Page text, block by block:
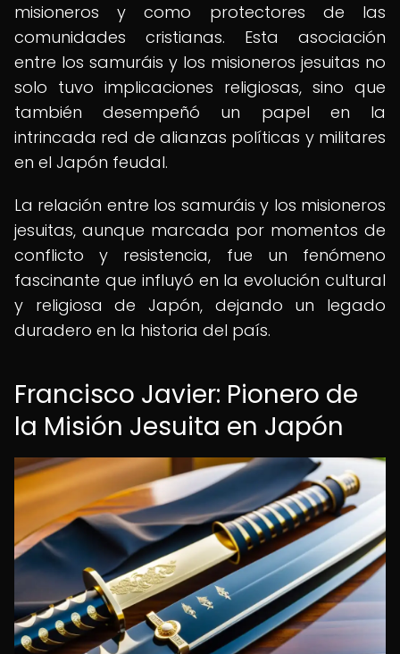
misioneros y como protectores de las
comunidades cristianas. Esta asociación
entre los samuráis y los misioneros jesuitas no
solo tuvo implicaciones religiosas, sino que
también desempeñó un papel en la
intrincada red de alianzas políticas y militares
en el Japón feudal.
La relación entre los samuráis y los misioneros
jesuitas, aunque marcada por momentos de
conflicto y resistencia, fue un fenómeno
fascinante que influyó en la evolución cultural
y religiosa de Japón, dejando un legado
duradero en la historia del país.
Francisco Javier: Pionero de
la Misión Jesuita en Japón